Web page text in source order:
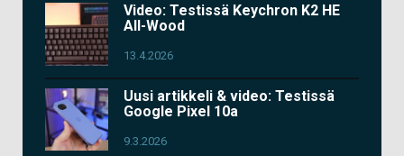
Video: Testissä Keychron K2 HE
All-Wood
13.4.2026
Uusi artikkeli & video: Testissä
Google Pixel 10a
9.3.2026